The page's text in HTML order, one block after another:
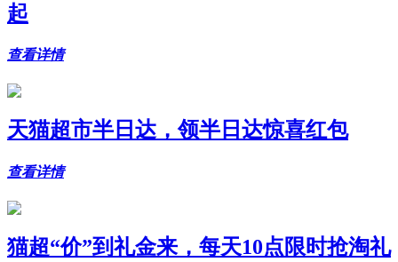
起
查看详情
天猫超市半日达，领半日达惊喜红包
查看详情
猫超“价”到礼金来，每天10点限时抢淘礼